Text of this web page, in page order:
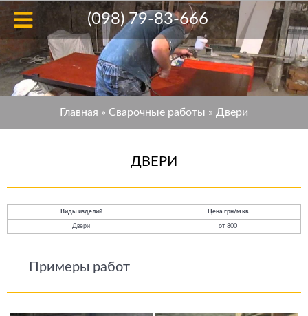
Главная » Сварочные работы » Двери
ДВЕРИ
Виды изделий Цена грн/м.кв
Двери от 800
Примеры работ
(098) 79-83-666